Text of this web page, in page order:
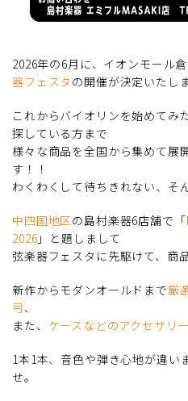
2026年の6月に、イオンモール
器フェスタ の開催が決定いたし
これからバイオリンを始めてみ
探している方まで
様々な商品を全国から集めて展
す！！
わくわくして待ちきれない、そ
中四国地区の島村楽器6店舗で「
2026 」と題しまして
弦楽器フェスタに先駆けて、商
新作からモダンオールドまで厳
弓、
また、 ケースなどのアクセサリー
1本1本、音色や弾き心地が違い
せ。